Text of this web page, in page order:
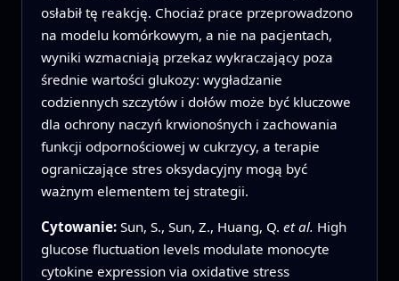
osłabił tę reakcję. Chociaż prace przeprowadzono
na modelu komórkowym, a nie na pacjentach,
wyniki wzmacniają przekaz wykraczający poza
średnie wartości glukozy: wygładzanie
codziennych szczytów i dołów może być kluczowe
dla ochrony naczyń krwionośnych i zachowania
funkcji odpornościowej w cukrzycy, a terapie
ograniczające stres oksydacyjny mogą być
ważnym elementem tej strategii.
Cytowanie: Sun, S., Sun, Z., Huang, Q. et al. High
glucose fluctuation levels modulate monocyte
cytokine expression via oxidative stress